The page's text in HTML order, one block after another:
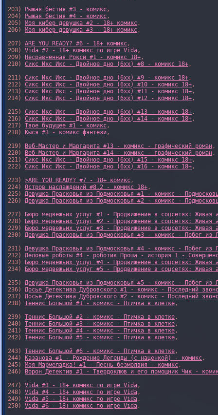
203) Рыжая бестия #3 - комикс ,
204) Рыжая бестия #4 - комикс ,
205) Моя кибер девушка #2 - 18+ комикс ,
206) Моя кибер девушка #3 - 18+ комикс ,
207) ARE YOU READY? #6 - 18+ комикс ,
208) Vida #2 - 18+ комикс по игре Vida ,
209) Несравненная Рокси #1 - комикс 18+ ,
210) Сикс Икс Икс - Двойное дно (6xx) #8 - комикс 18+ ,
211) Сикс Икс Икс - Двойное дно (6xx) #9 - комикс 18+ ,
212) Сикс Икс Икс - Двойное дно (6xx) #10 - комикс 18+ ,
213) Сикс Икс Икс - Двойное дно (6xx) #11 - комикс 18+ ,
214) Сикс Икс Икс - Двойное дно (6xx) #12 - комикс 18+ ,
215) Сикс Икс Икс - Двойное дно (6xx) #13 - комикс 18+ ,
216) Сикс Икс Икс - Двойное дно (6xx) #14 - комикс 18+ ,
217) Твое будущее #1 - комикс ,
218) Кыся #3 - комикс фэнтези ,
219) Веб-Мастер и Маргарита #13 - комикс - графический роман ,
220) Веб-Мастер и Маргарита #14 - комикс - графический роман ,
221) Сикс Икс Икс - Двойное дно (6xx) #15 - комикс 18+ ,
222) Сикс Икс Икс - Двойное дно (6xx) #16 - комикс 18+ ,
223) >ARE YOU READY? #7 - 18+ комикс ,
224) Остров наслаждений #8.2 - комикс 18+ ,
225) Девушка Прасковья из Подмосковья #1 - комикс -
226) Девушка Прасковья из Подмосковья #2 - комикс -
227) Бюро медвежьих услуг #1 - Продвижение в соцсетях: Живая
228) Бюро медвежьих услуг #2 - Продвижение в соцсетях: Живая
229) Бюро медвежьих услуг #3 - Продвижение в соцсетях: Живая
230) Девушка Прасковья из Подмосковья #3 - комикс - Побег из
231) Девушка Прасковья из Подмосковья #4 - комикс - Побег из
232) Деловые роботы #4 - роботик Проша - история 1 -
233) Бюро медвежьих услуг #4 - Продвижение в соцсетях: Живая
234) Бюро медвежьих услуг #5 - Продвижение в соцсетях: Живая
235) Девушка Прасковья из Подмосковья #5 - комикс - Побег из
236) Досье Детектива Дубровского #1 - комикс - Последний
237) Досье Детектива Дубровского #2 - комикс - Последний
238) Теннис Большой #1 - комикс - Птичка в клетке ,
239) Теннис Большой #2 - комикс - Птичка в клетке ,
240) Теннис Большой #3 - комикс - Птичка в клетке ,
241) Теннис Большой #4 - комикс - Птичка в клетке ,
242) Теннис Большой #5 - комикс - Птичка в клетке ,
243) Теннис Большой #6 - комикс - Птичка в клетке ,
244) Казанова #1 - Рождение Легенды (с наценкой) - комикс ,
245) Моя Мармеладка! #1 - Песнь безмолвия - комикс ,
246) Ворон Детектив #1 - Твердоклюв и его помощник Чик -
247) Vida #3 - 18+ комикс по игре Vida ,
248) Vida #4 - 18+ комикс по игре Vida ,
249) Vida #5 - 18+ комикс по игре Vida ,
250) Vida #6 - 18+ комикс по игре Vida ,